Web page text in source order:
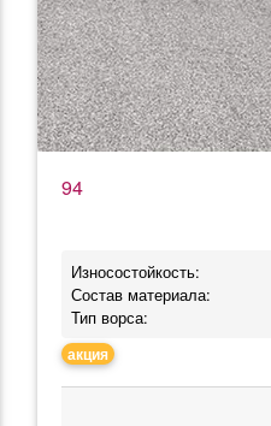
94
Износостойкость:
Состав материала:
Тип ворса:
акция